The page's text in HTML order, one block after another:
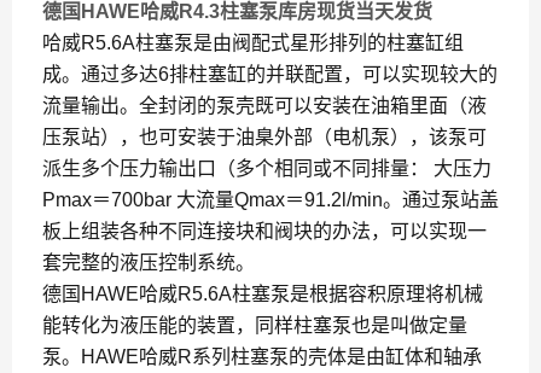
德国HAWE哈威R4.3柱塞泵库房现货当天发货
哈威R5.6A柱塞泵是由阀配式星形排列的柱塞缸组
成。通过多达6排柱塞缸的并联配置，可以实现较大的
流量输出。全封闭的泵壳既可以安装在油箱里面（液
压泵站），也可安装于油臬外部（电机泵），该泵可
派生多个压力输出口（多个相同或不同排量： 大压力
Pmax＝700bar 大流量Qmax＝91.2l/min。通过泵站盖
板上组装各种不同连接块和阀块的办法，可以实现一
套完整的液压控制系统。
德国HAWE哈威R5.6A柱塞泵是根据容积原理将机械
能转化为液压能的装置，同样柱塞泵也是叫做定量
泵。HAWE哈威R系列柱塞泵的壳体是由缸体和轴承